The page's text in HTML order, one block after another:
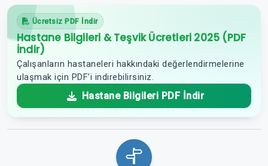
Ücretsiz PDF İndir
Hastane Bilgileri & Teşvik Ücretleri 2025 (PDF
İndir)
Çalışanların hastaneleri hakkındaki değerlendirmelerine
ulaşmak için PDF’i indirebilirsiniz.
Hastane Bilgileri PDF İndir